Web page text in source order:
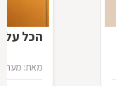
הכל על
מאת: